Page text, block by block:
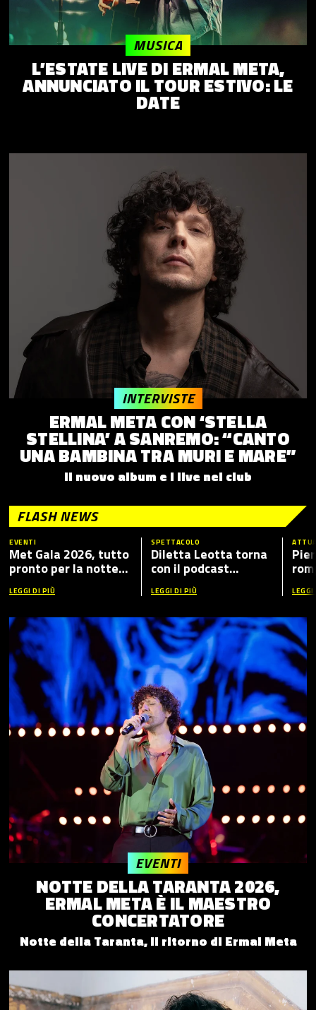
L’ESTATE LIVE DI ERMAL META,
ANNUNCIATO IL TOUR ESTIVO: LE
DATE
MUSICA
ERMAL META CON ‘STELLA
STELLINA’ A SANREMO: “CANTO
UNA BAMBINA TRA MURI E MARE”
Il nuovo album e i live nei club
INTERVISTE
FLASH NEWS
EVENTI
Met Gala 2026, tutto
pronto per la notte
più fashion dell’anno:
tema, ospiti e dove
LEGGI DI PIÙ
SPETTACOLO
Diletta Leotta torna
con il podcast
“Mamma Dilettante
5”, ecco i nuovi ospiti
LEGGI DI PIÙ
NOTTE DELLA TARANTA 2026,
ERMAL META È IL MAESTRO
CONCERTATORE
Notte della Taranta, il ritorno di Ermal Meta
EVENTI